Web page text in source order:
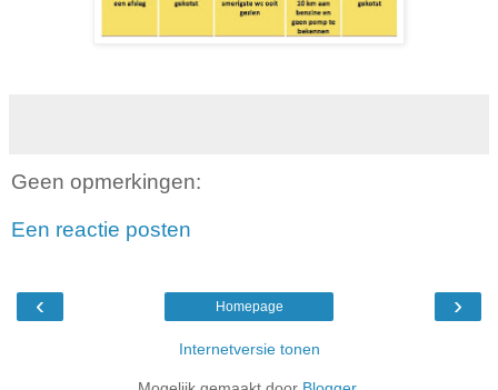
Geen opmerkingen:
Een reactie posten
‹ ›
Homepage
Internetversie tonen